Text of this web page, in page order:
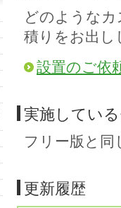
どのような
積りをお出し
設置のご依
実施してい
フリー版と同
更新履歴